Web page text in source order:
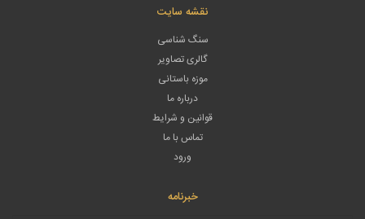
نقشه سایت
سنگ شناسی
گالری تصاویر
موزه باستانی
درباره ما
قوانین و شرایط
تماس با ما
ورود
خبرنامه